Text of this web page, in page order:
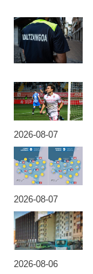
2026-08-07
2026-08-07
2026-08-06